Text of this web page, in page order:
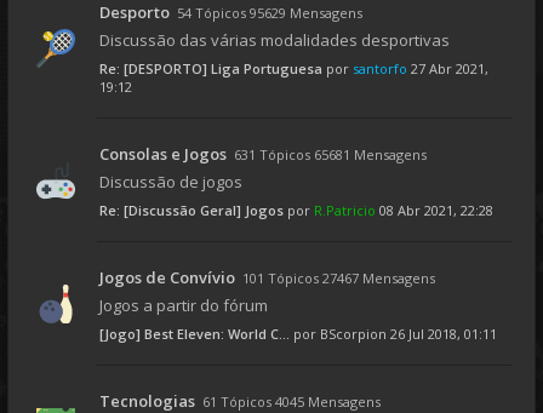
Desporto 54 Tópicos 95629 Mensagens
Discussão das várias modalidades desportivas
Re: [DESPORTO] Liga Portuguesa por santorfo 27 Abr 2021,
19:12
Consolas e Jogos 631 Tópicos 65681 Mensagens
Discussão de jogos
Re: [Discussão Geral] Jogos por R.Patricio 08 Abr 2021, 22:28
Jogos de Convívio 101 Tópicos 27467 Mensagens
Jogos a partir do fórum
[Jogo] Best Eleven: World C... por BScorpion 26 Jul 2018, 01:11
Tecnologias 61 Tópicos 4045 Mensagens